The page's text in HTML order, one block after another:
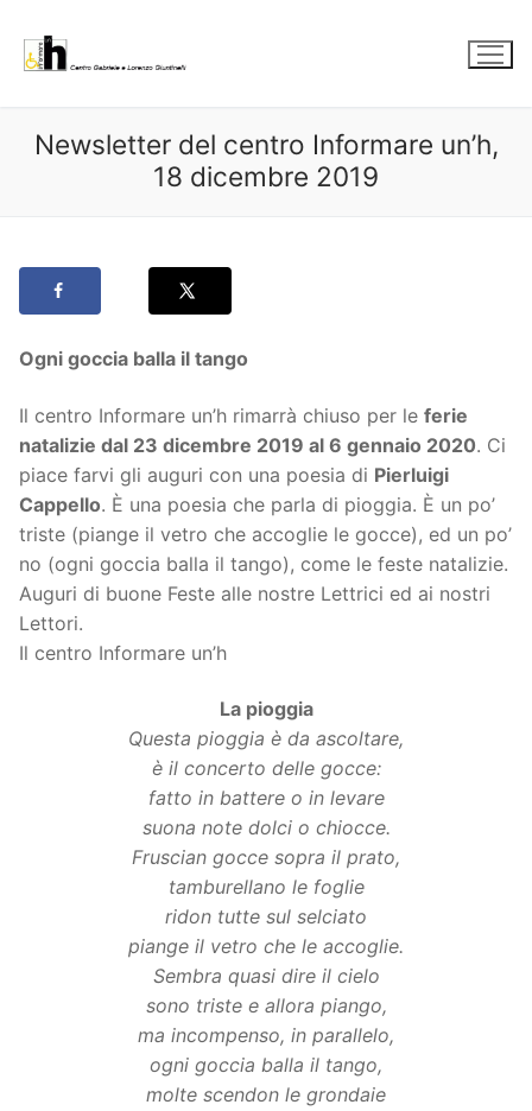
contenuto
Newsletter del centro Informare un’h,
18 dicembre 2019
Ogni goccia balla il tango
Il centro Informare un’h rimarrà chiuso per le ferie
natalizie dal 23 dicembre 2019 al 6 gennaio 2020. Ci
piace farvi gli auguri con una poesia di Pierluigi
Cappello. È una poesia che parla di pioggia. È un po’
triste (piange il vetro che accoglie le gocce), ed un po’
no (ogni goccia balla il tango), come le feste natalizie.
Auguri di buone Feste alle nostre Lettrici ed ai nostri
Lettori.
Il centro Informare un’h
La pioggia
Questa pioggia è da ascoltare,
è il concerto delle gocce:
fatto in battere o in levare
suona note dolci o chiocce.
Fruscian gocce sopra il prato,
tamburellano le foglie
ridon tutte sul selciato
piange il vetro che le accoglie.
Sembra quasi dire il cielo
sono triste e allora piango,
ma incompenso, in parallelo,
ogni goccia balla il tango,
molte scendon le grondaie